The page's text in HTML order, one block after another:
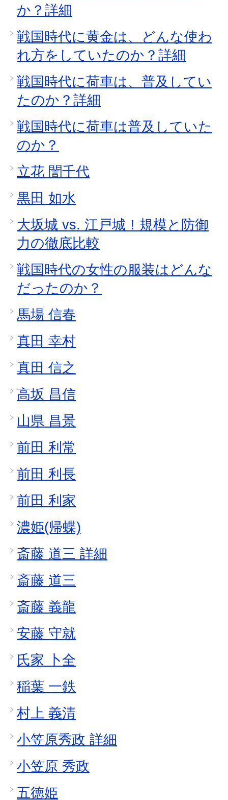
か？詳細
戦国時代に黄金は、どんな使わ
れ方をしていたのか？詳細
戦国時代に荷車は、普及してい
たのか？詳細
戦国時代に荷車は普及していた
のか？
立花 誾千代
黒田 如水
大坂城 vs. 江戸城！規模と防御
力の徹底比較
戦国時代の女性の服装はどんな
だったのか？
馬場 信春
真田 幸村
真田 信之
高坂 昌信
山県 昌景
前田 利常
前田 利長
前田 利家
濃姫(帰蝶)
斎藤 道三 詳細
斎藤 道三
斎藤 義龍
安藤 守就
氏家 卜全
稲葉 一鉄
村上 義清
小笠原秀政 詳細
小笠原 秀政
五徳姫